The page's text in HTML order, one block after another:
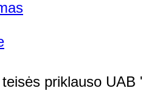
priklauso UAB